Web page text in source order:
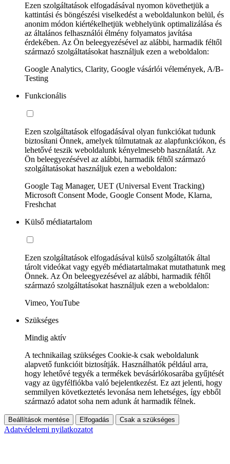
Ezen szolgáltatások elfogadásával nyomon követhetjük a
kattintási és böngészési viselkedést a weboldalunkon belül, és
anonim módon kiértékelhetjük webhelyünk optimalizálása és
az általános felhasználói élmény folyamatos javítása
érdekében. Az Ön beleegyezésével az alábbi, harmadik féltől
származó szolgáltatásokat használjuk ezen a weboldalon:
Google Analytics, Clarity, Google vásárlói vélemények, A/B-
Testing
Funkcionális
Ezen szolgáltatások elfogadásával olyan funkciókat tudunk
biztosítani Önnek, amelyek túlmutatnak az alapfunkciókon, és
lehetővé teszik weboldalunk kényelmesebb használatát. Az
Ön beleegyezésével az alábbi, harmadik féltől származó
szolgáltatásokat használjuk ezen a weboldalon:
Google Tag Manager, UET (Universal Event Tracking)
Microsoft Consent Mode, Google Consent Mode, Klarna,
Freshchat
Külső médiatartalom
Ezen szolgáltatások elfogadásával külső szolgáltatók által
tárolt videókat vagy egyéb médiatartalmakat mutathatunk meg
Önnek. Az Ön beleegyezésével az alábbi, harmadik féltől
származó szolgáltatásokat használjuk ezen a weboldalon:
Vimeo, YouTube
Szükséges
Mindig aktív
A technikailag szükséges Cookie-k csak weboldalunk
alapvető funkcióit biztosítják. Használhatók például arra,
hogy lehetővé tegyék a termékek bevásárlókosarába gyűjtését
vagy az ügyfélfiókba való bejelentkezést. Ez azt jelenti, hogy
semmilyen következtetés levonása nem lehetséges, így ebből
származó adatot soha nem adunk át harmadik félnek.
Beállítások mentése Elfogadás Csak a szükséges
Adatvédelemi nyilatkozatot